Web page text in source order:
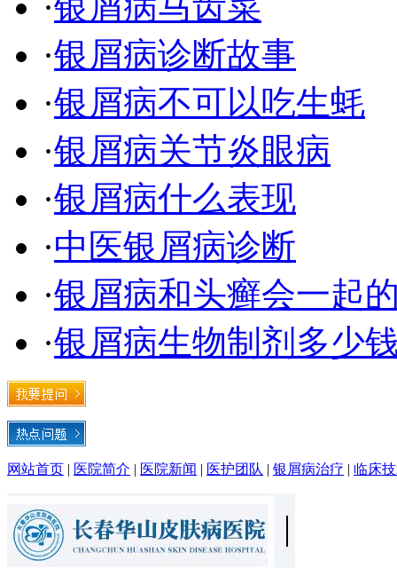
·银屑病诊断故事
·银屑病不可以吃生蚝
·银屑病关节炎眼病
·银屑病什么表现
·中医银屑病诊断
·银屑病和头癣会一起
·银屑病生物制剂多少
网站首页 | 医院简介 | 医院新闻 | 医护团队 | 银屑病治疗 | 临床